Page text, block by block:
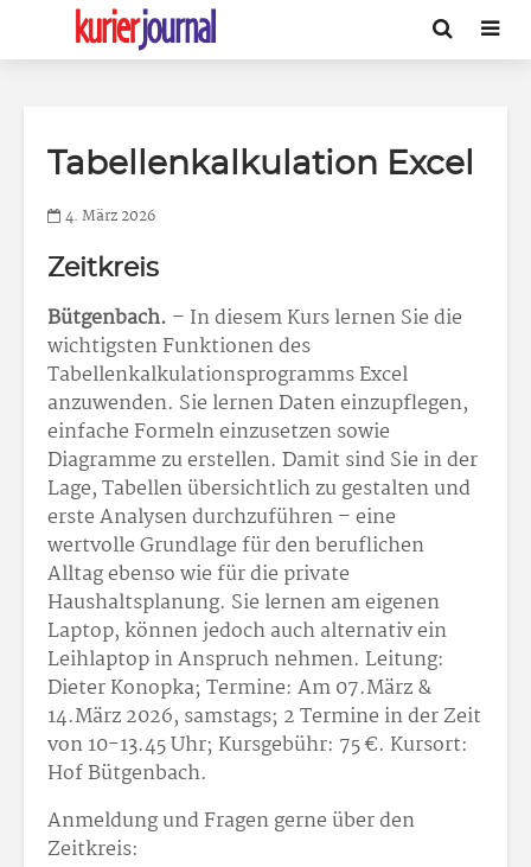
Tabellenkalkulation Excel
4. März 2026
Zeitkreis
Bütgenbach. – In diesem Kurs lernen Sie die
wichtigsten Funktionen des
Tabellenkalkulationsprogramms Excel
anzuwenden. Sie lernen Daten einzupflegen,
einfache Formeln einzusetzen sowie
Diagramme zu erstellen. Damit sind Sie in der
Lage, Tabellen übersichtlich zu gestalten und
erste Analysen durchzuführen – eine
wertvolle Grundlage für den beruflichen
Alltag ebenso wie für die private
Haushaltsplanung. Sie lernen am eigenen
Laptop, können jedoch auch alternativ ein
Leihlaptop in Anspruch nehmen. Leitung:
Dieter Konopka; Termine: Am 07.März &
14.März 2026, samstags; 2 Termine in der Zeit
von 10-13.45 Uhr; Kursgebühr: 75 €. Kursort:
Hof Bütgenbach.
Anmeldung und Fragen gerne über den
Zeitkreis: